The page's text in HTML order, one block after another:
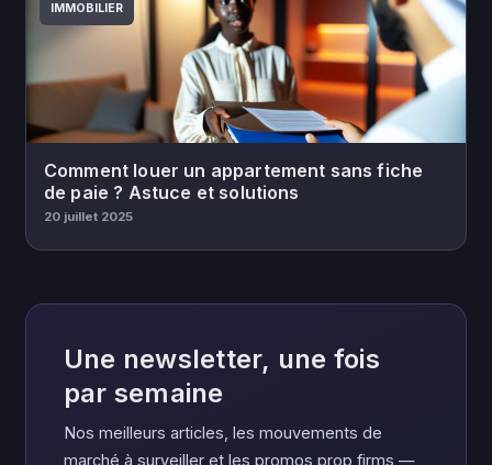
IMMOBILIER
Comment louer un appartement sans fiche
de paie ? Astuce et solutions
20 juillet 2025
Une newsletter, une fois
par semaine
Nos meilleurs articles, les mouvements de
marché à surveiller et les promos prop firms —